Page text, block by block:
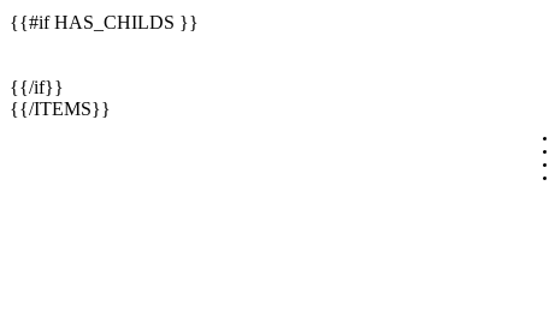
{{#if HAS_CHILDS }}
{{/if}}
{{/ITEMS}}